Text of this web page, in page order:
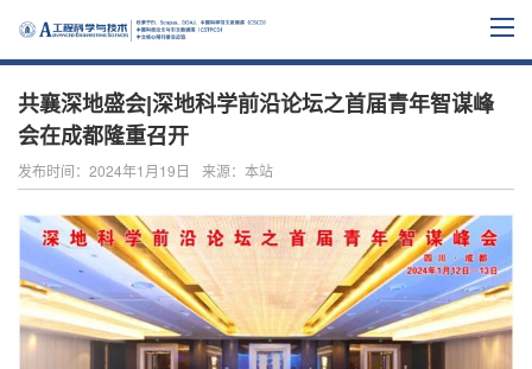
共襄深地盛会|深地科学前沿论坛之首届青年智谋峰
会在成都隆重召开
发布时间：2024年1月19日 来源：本站